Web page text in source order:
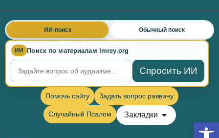
ИИ Поиск по материалам Imrey.org
Спросить ИИ
ИИ-поиск Обычный поиск
Помочь сайту Задать вопрос раввину
Случайный Псалом Закладки